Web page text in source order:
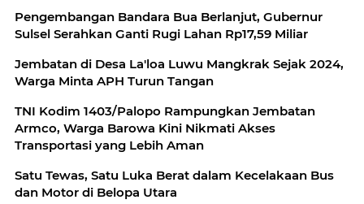
Pengembangan Bandara Bua Berlanjut, Gubernur
Sulsel Serahkan Ganti Rugi Lahan Rp17,59 Miliar
Jembatan di Desa La'loa Luwu Mangkrak Sejak 2024,
Warga Minta APH Turun Tangan
TNI Kodim 1403/Palopo Rampungkan Jembatan
Armco, Warga Barowa Kini Nikmati Akses
Transportasi yang Lebih Aman
Satu Tewas, Satu Luka Berat dalam Kecelakaan Bus
dan Motor di Belopa Utara